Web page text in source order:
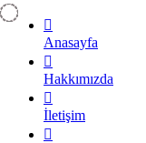
Anasayfa
Hakkımızda
İletişim